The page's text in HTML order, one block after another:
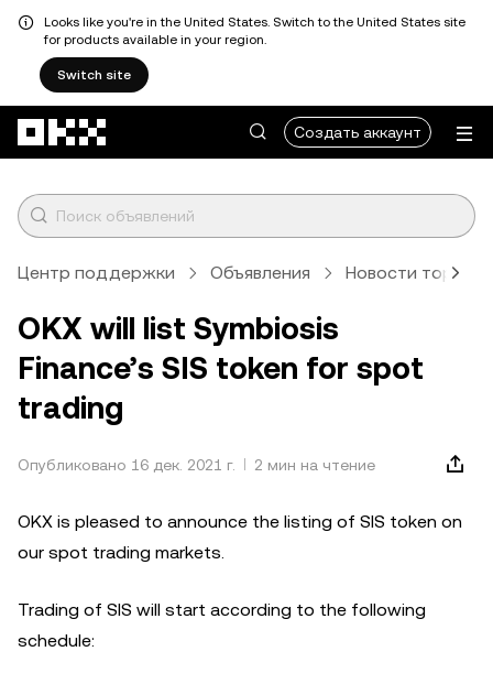
Looks like you're in the United States. Switch to the United States site
for products available in your region.
Switch site
Создать аккаунт
Центр поддержки Объявления Новости
OKX will list Symbiosis
Finance’s SIS token for spot
trading
Опубликовано 16 дек. 2021 г. 2 мин на чтение
OKX is pleased to announce the listing of SIS token on
our spot trading markets.
Trading of SIS will start according to the following
schedule: